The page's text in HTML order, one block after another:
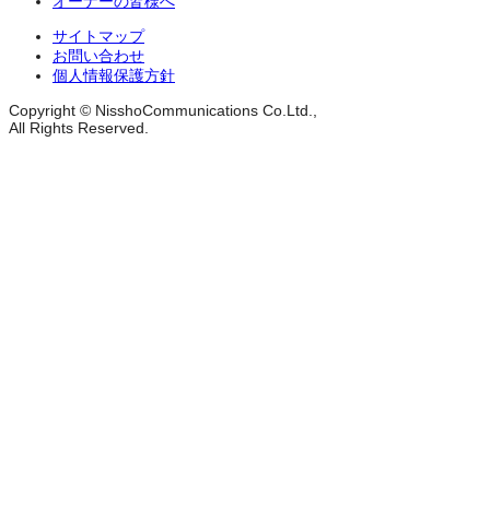
サイトマップ
お問い合わせ
個人情報保護方針
Copyright © NisshoCommunications Co.Ltd.,
All Rights Reserved.